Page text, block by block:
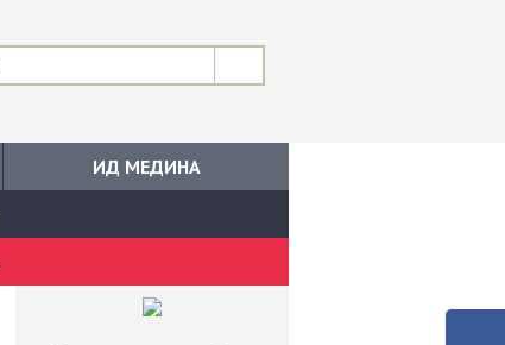
ИД МЕДИНА